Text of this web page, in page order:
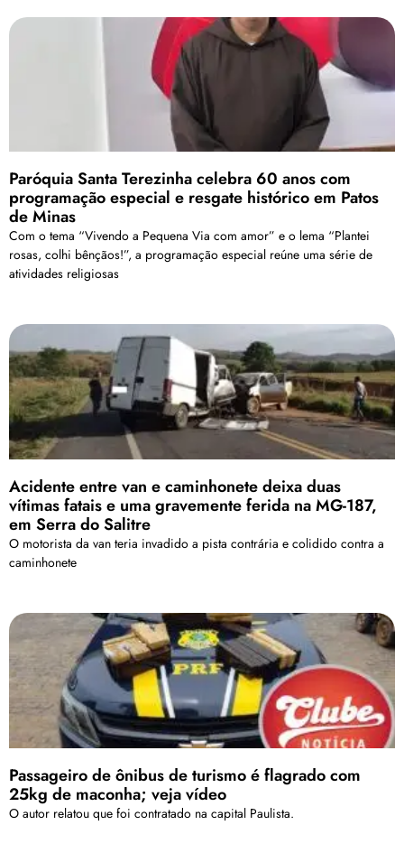
Paróquia Santa Terezinha celebra 60 anos com
programação especial e resgate histórico em Patos
de Minas
Com o tema “Vivendo a Pequena Via com amor” e o lema “Plantei
rosas, colhi bênçãos!”, a programação especial reúne uma série de
atividades religiosas
Acidente entre van e caminhonete deixa duas
vítimas fatais e uma gravemente ferida na MG-187,
em Serra do Salitre
O motorista da van teria invadido a pista contrária e colidido contra a
caminhonete
Passageiro de ônibus de turismo é flagrado com
25kg de maconha; veja vídeo
O autor relatou que foi contratado na capital Paulista.